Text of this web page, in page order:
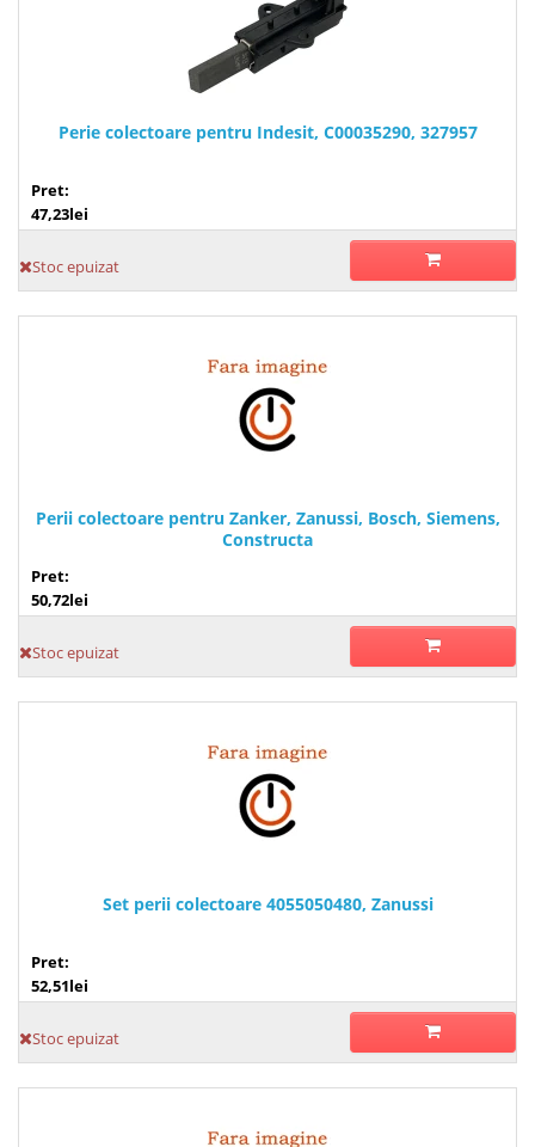
Perie colectoare pentru Indesit, C00035290, 327957
Pret:
47,23lei
Stoc epuizat
Perii colectoare pentru Zanker, Zanussi, Bosch, Siemens,
Constructa
Pret:
50,72lei
Stoc epuizat
Set perii colectoare 4055050480, Zanussi
Pret:
52,51lei
Stoc epuizat